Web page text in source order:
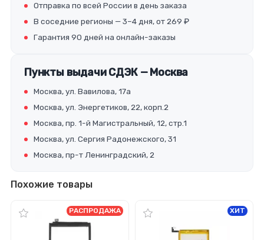
Отправка по всей России в день заказа
В соседние регионы — 3–4 дня, от 269 ₽
Гарантия 90 дней на онлайн-заказы
Пункты выдачи СДЭК — Москва
Москва, ул. Вавилова, 17а
Москва, ул. Энергетиков, 22, корп.2
Москва, пр. 1-й Магистральный, 12, стр.1
Москва, ул. Сергия Радонежского, 31
Москва, пр-т Ленинградский, 2
Похожие товары
РАСПРОДАЖА ХИТ